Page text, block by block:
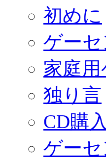
初めに
ゲーセ
家庭
独り言
CD購
ゲーセ